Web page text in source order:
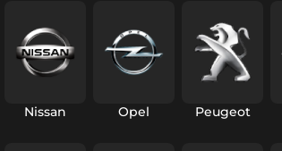
Nissan Opel Peugeot